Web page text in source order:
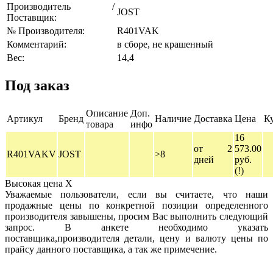
Производитель /
Поставщик:
JOST
№ Производителя:
R401VAK
Комментарий:
в сборе, не крашенный
Вес:
14,4
Под заказ
Артикул Бренд
Описание
товара
Доп.
инфо
Наличие Доставка Цена
R401VAKV JOST >8
от 2
дней
16
573.00
руб.
(!)
Высокая цена X
Уважаемые пользователи, если вы считаете, что наши
продажные цены по конкретной позиции определенного
производителя завышены, просим Вас выполнить следующий
запрос. В анкете необходимо указать
поставщика,производителя детали, цену и валюту цены по
прайсу данного поставщика, а так же примечение.